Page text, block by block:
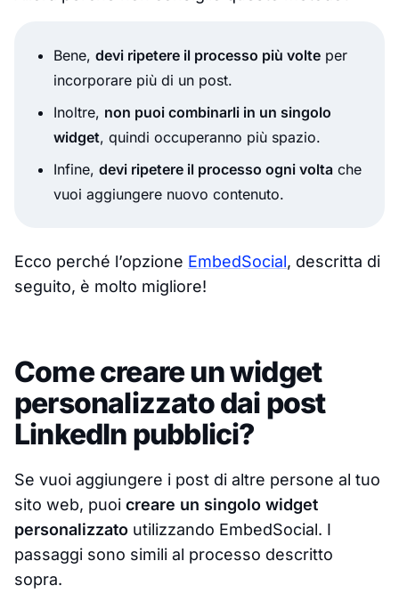
Bene, devi ripetere il processo più volte per
incorporare più di un post.
Inoltre, non puoi combinarli in un singolo
widget, quindi occuperanno più spazio.
Infine, devi ripetere il processo ogni volta che
vuoi aggiungere nuovo contenuto.
Ecco perché l’opzione EmbedSocial, descritta di
seguito, è molto migliore!
Come creare un widget
personalizzato dai post
LinkedIn pubblici?
Se vuoi aggiungere i post di altre persone al tuo
sito web, puoi creare un singolo widget
personalizzato utilizzando EmbedSocial. I
passaggi sono simili al processo descritto
sopra.